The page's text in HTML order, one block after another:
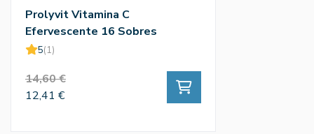
Prolyvit Vitamina C
Efervescente 16 Sobres
5(1)
14,60 €
12,41 €